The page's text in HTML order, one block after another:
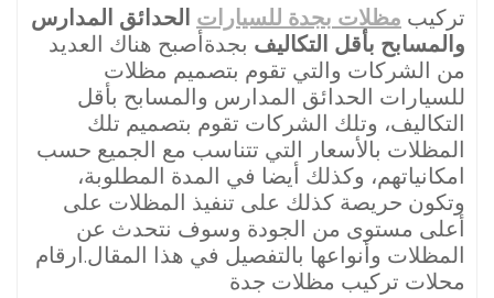
تركيب مظلات بجدة للسيارات الحدائق المدارس
والمسابح بأقل التكاليف بجدةأصبح هناك العديد
من الشركات والتي تقوم بتصميم مظلات
للسيارات الحدائق المدارس والمسابح بأقل
التكاليف، وتلك الشركات تقوم بتصميم تلك
المظلات بالأسعار التي تتناسب مع الجميع حسب
امكانياتهم، وكذلك أيضا في المدة المطلوبة،
وتكون حريصة كذلك على تنفيذ المظلات على
أعلى مستوى من الجودة وسوف نتحدث عن
المظلات وأنواعها بالتفصيل في هذا المقال.ارقام
محلات تركيب مظلات جدة